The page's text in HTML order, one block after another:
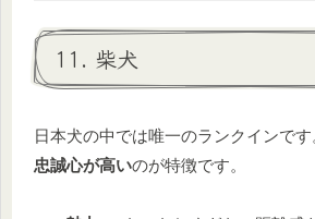
11. 柴犬
日本犬の中では唯一のランクインです
忠誠心が高いのが特徴です。